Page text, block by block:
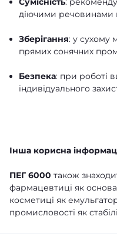
діючими речовинами
Зберігання: у сухому
прямих сонячних
Безпека: при роботі
індивідуального
Інша корисна
ПЕГ 6000 також
фармацевтиці як
косметиці як
промисловості як